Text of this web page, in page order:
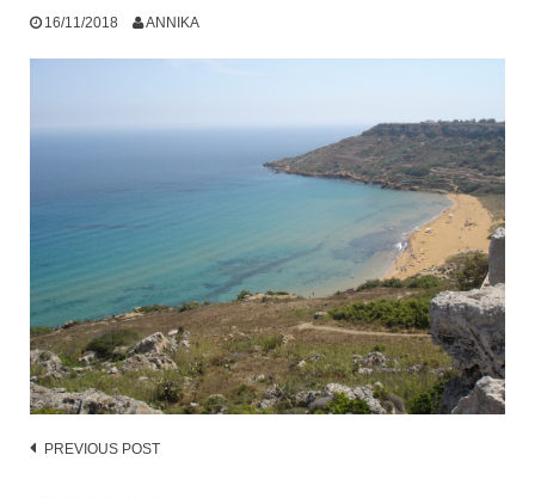
16/11/2018 ANNIKA
Post
PREVIOUS POST